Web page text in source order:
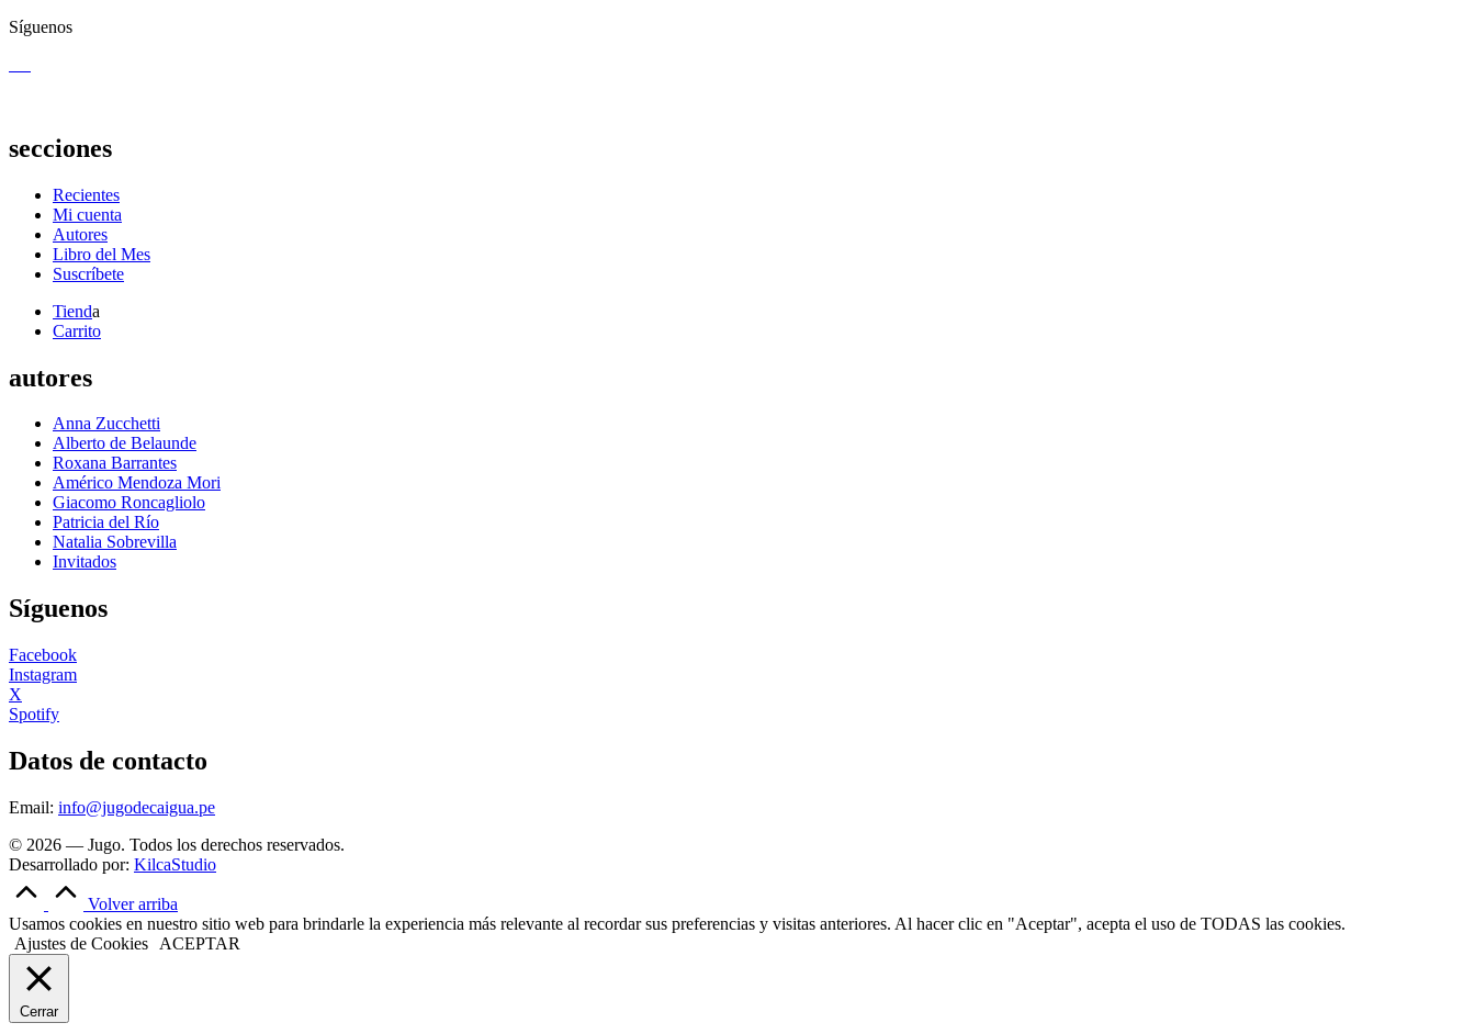
Síguenos
secciones
Recientes
Mi cuenta
Autores
Libro del Mes
Suscríbete
Tienda
Carrito
autores
Anna Zucchetti
Alberto de Belaunde
Roxana Barrantes
Américo Mendoza Mori
Giacomo Roncagliolo
Patricia del Río
Natalia Sobrevilla
Invitados
Síguenos
Facebook
Instagram
X
Spotify
Datos de contacto
Email: info@jugodecaigua.pe
© 2026 — Jugo. Todos los derechos reservados.
Desarrollado por: KilcaStudio
Volver arriba
Usamos cookies en nuestro sitio web para brindarle la experiencia más relevante al recordar sus preferencias y visitas anteriores. Al hacer clic en "Aceptar", acepta el uso de TODAS las cookies.
Ajustes de Cookies
ACEPTAR
Cerrar